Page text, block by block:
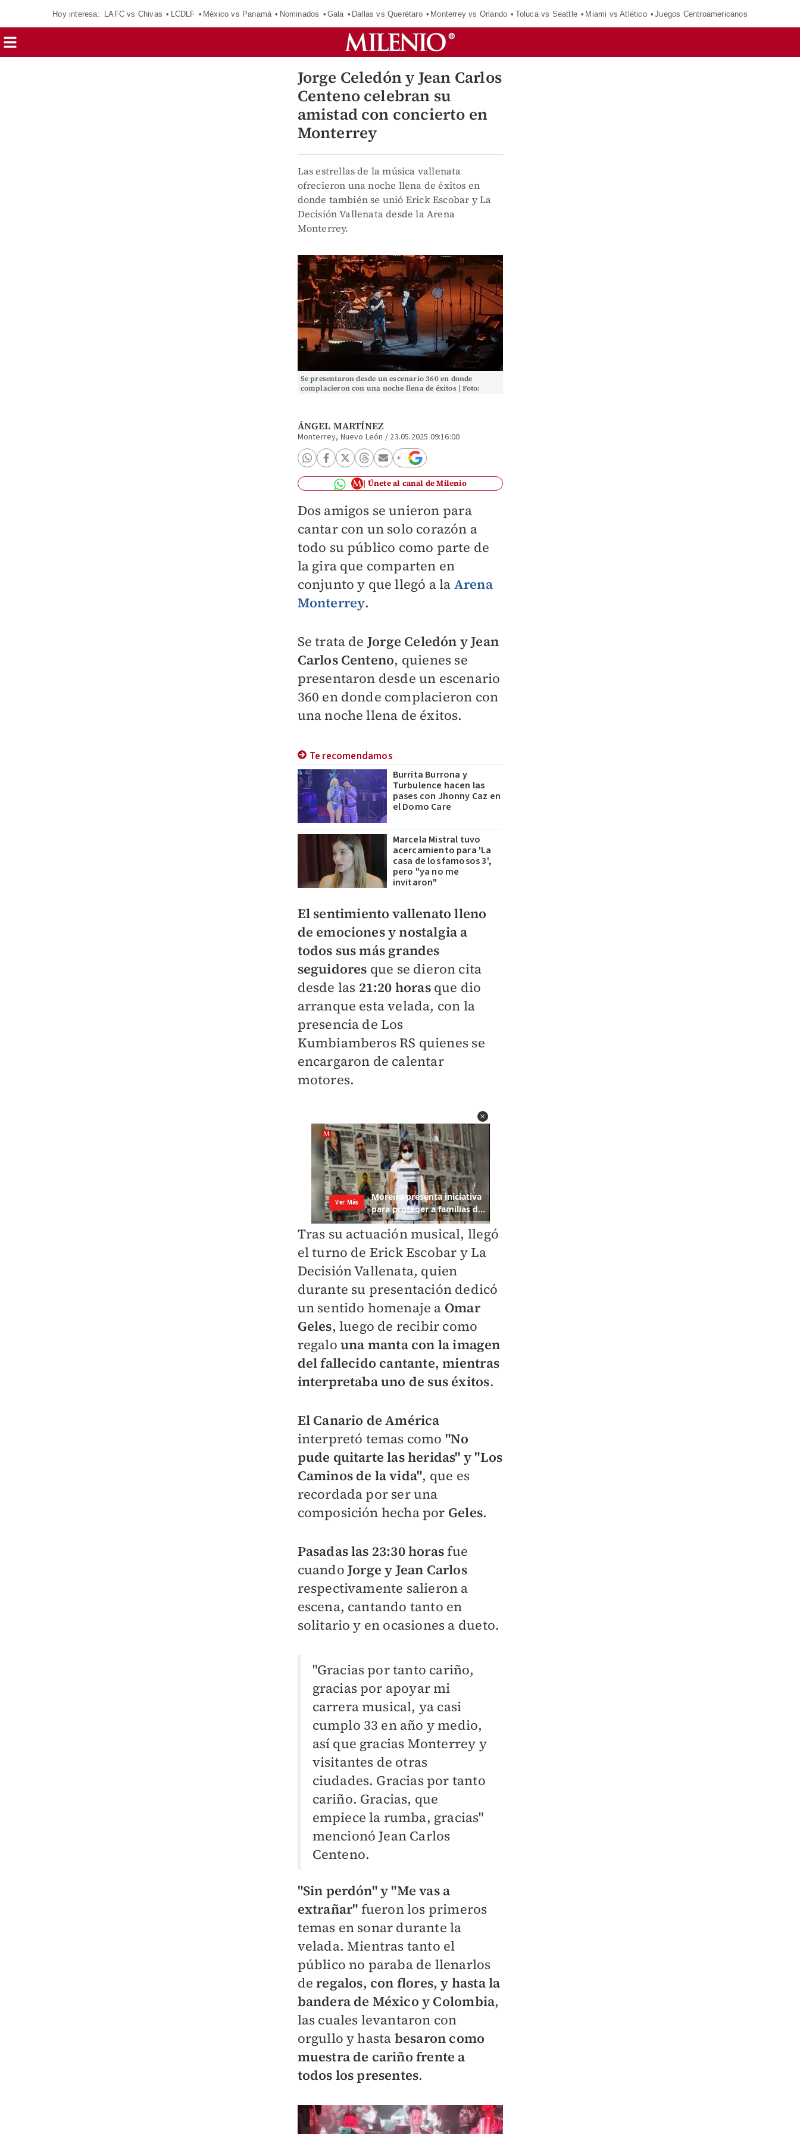
Hoy interesa: LAFC vs Chivas LCDLF México vs Panamá Nominados Gala Dallas vs Querétaro Monterrey vs Orlando Toluca vs Seattle Miami vs Atlético Juegos Centroamericanos
Jorge Celedón y Jean Carlos
Centeno celebran su
amistad con concierto en
Monterrey
Las estrellas de la música vallenata
ofrecieron una noche llena de éxitos en
donde también se unió Erick Escobar y La
Decisión Vallenata desde la Arena
Monterrey.
Se presentaron desde un escenario 360 en donde
complacieron con una noche llena de éxitos | Foto:
ÁNGEL MARTÍNEZ
Monterrey, Nuevo León / 23.05.2025 09:16:00
Únete al canal de Milenio
Dos amigos se unieron para
cantar con un solo corazón a
todo su público como parte de
la gira que comparten en
conjunto y que llegó a la Arena
Monterrey.
Se trata de Jorge Celedón y Jean
Carlos Centeno, quienes se
presentaron desde un escenario
360 en donde complacieron con
una noche llena de éxitos.
Te recomendamos
Burrita Burrona y
Turbulence hacen las
pases con Jhonny Caz en
el Domo Care
Marcela Mistral tuvo
acercamiento para 'La
casa de los famosos 3',
pero "ya no me
invitaron"
El sentimiento vallenato lleno
de emociones y nostalgia a
todos sus más grandes
seguidores que se dieron cita
desde las 21:20 horasque dio
arranque esta velada, con la
presencia de Los
Kumbiamberos RS quienes se
encargaron de calentar
motores.
Tras su actuación musical, llegó
el turno de Erick Escobar y La
Decisión Vallenata, quien
durante su presentación dedicó
un sentido homenaje a Omar
Geles, luego de recibir como
regalo una manta con la imagen
del fallecido cantante, mientras
interpretaba uno de sus éxitos.
El Canario de América
interpretó temas como "No
pude quitarte las heridas" y "Los
Caminos de la vida", que es
recordada por ser una
composición hecha por Geles.
Pasadas las 23:30 horasfue
cuando Jorge y Jean Carlos
respectivamente salieron a
escena, cantando tanto en
solitario y en ocasiones a dueto.
"Gracias por tanto cariño,
gracias por apoyar mi
carrera musical, ya casi
cumplo 33 en año y medio,
así que gracias Monterrey y
visitantes de otras
ciudades. Gracias por tanto
cariño. Gracias, que
empiece la rumba, gracias"
mencionó Jean Carlos
Centeno.
"Sin perdón" y "Me vas a
extrañar" fueron los primeros
temas en sonar durante la
velada. Mientras tanto el
público no paraba de llenarlos
deregalos, con flores, y hasta la
bandera de México y Colombia,
las cuales levantaron con
orgullo y hasta besaron como
muestra de cariño frente a
todos los presentes.